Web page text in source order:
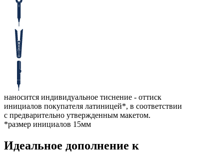
наносится индивидуальное тиснение - оттиск
инициалов покупателя латиницей*, в соответствии
с предварительно утвержденным макетом.
*размер инициалов 15мм
Идеальное дополнение к